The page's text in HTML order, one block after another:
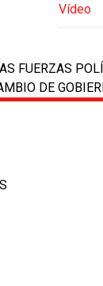
Vídeo
FUERZAS
DE